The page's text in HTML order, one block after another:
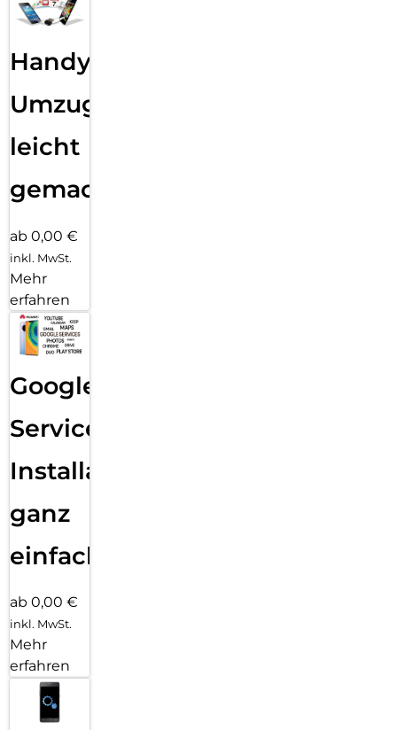
Handy
Umzug
leicht
gemacht!
ab 0,00 €
inkl. MwSt.
Mehr
erfahren
Google
Services
Installation
ganz
einfach
ab 0,00 €
inkl. MwSt.
Mehr
erfahren